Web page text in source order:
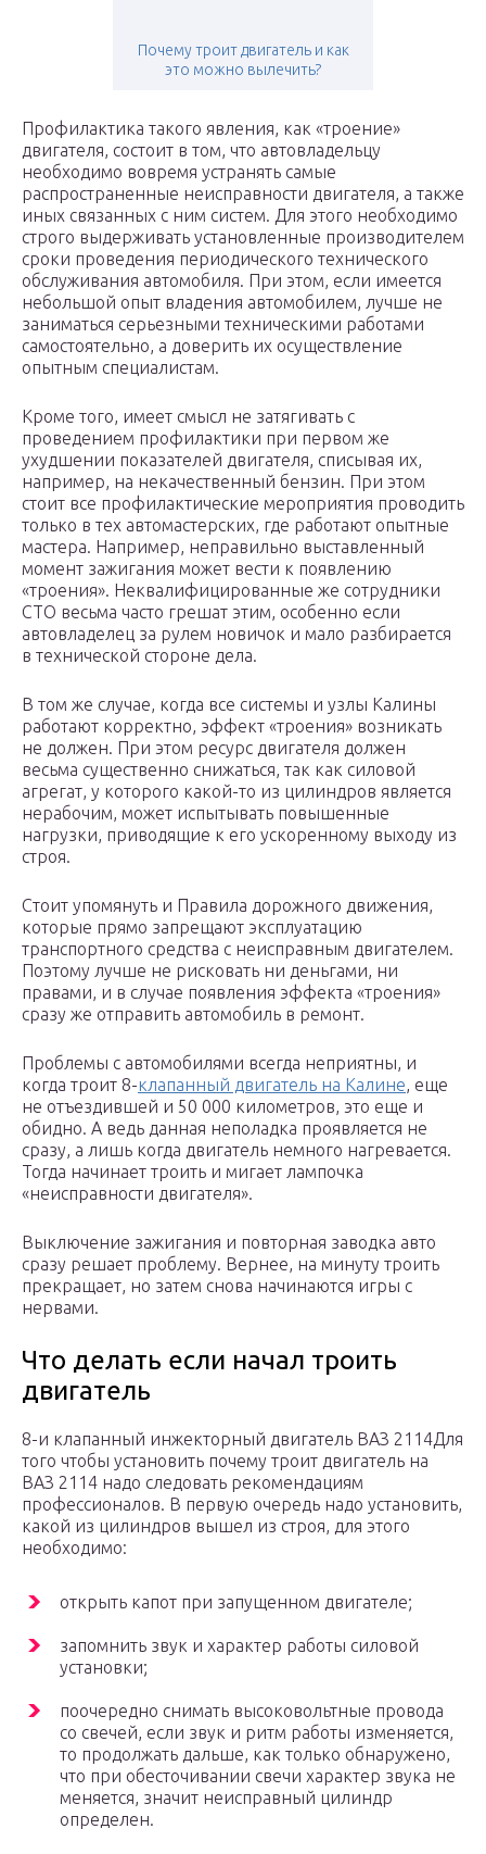
Почему троит двигатель и как
это можно вылечить?
Профилактика такого явления, как «троение»
двигателя, состоит в том, что автовладельцу
необходимо вовремя устранять самые
распространенные неисправности двигателя, а также
иных связанных с ним систем. Для этого необходимо
строго выдерживать установленные производителем
сроки проведения периодического технического
обслуживания автомобиля. При этом, если имеется
небольшой опыт владения автомобилем, лучше не
заниматься серьезными техническими работами
самостоятельно, а доверить их осуществление
опытным специалистам.
Кроме того, имеет смысл не затягивать с
проведением профилактики при первом же
ухудшении показателей двигателя, списывая их,
например, на некачественный бензин. При этом
стоит все профилактические мероприятия проводить
только в тех автомастерских, где работают опытные
мастера. Например, неправильно выставленный
момент зажигания может вести к появлению
«троения». Неквалифицированные же сотрудники
СТО весьма часто грешат этим, особенно если
автовладелец за рулем новичок и мало разбирается
в технической стороне дела.
В том же случае, когда все системы и узлы Калины
работают корректно, эффект «троения» возникать
не должен. При этом ресурс двигателя должен
весьма существенно снижаться, так как силовой
агрегат, у которого какой-то из цилиндров является
нерабочим, может испытывать повышенные
нагрузки, приводящие к его ускоренному выходу из
строя.
Стоит упомянуть и Правила дорожного движения,
которые прямо запрещают эксплуатацию
транспортного средства с неисправным двигателем.
Поэтому лучше не рисковать ни деньгами, ни
правами, и в случае появления эффекта «троения»
сразу же отправить автомобиль в ремонт.
Проблемы с автомобилями всегда неприятны, и
когда троит 8-клапанный двигатель на Калине, еще
не отъездившей и 50 000 километров, это еще и
обидно. А ведь данная неполадка проявляется не
сразу, а лишь когда двигатель немного нагревается.
Тогда начинает троить и мигает лампочка
«неисправности двигателя».
Выключение зажигания и повторная заводка авто
сразу решает проблему. Вернее, на минуту троить
прекращает, но затем снова начинаются игры с
нервами.
Что делать если начал троить
двигатель
8-и клапанный инжекторный двигатель ВАЗ 2114Для
того чтобы установить почему троит двигатель на
ВАЗ 2114 надо следовать рекомендациям
профессионалов. В первую очередь надо установить,
какой из цилиндров вышел из строя, для этого
необходимо:
открыть капот при запущенном двигателе;
запомнить звук и характер работы силовой
установки;
поочередно снимать высоковольтные провода
со свечей, если звук и ритм работы изменяется,
то продолжать дальше, как только обнаружено,
что при обесточивании свечи характер звука не
меняется, значит неисправный цилиндр
определен.